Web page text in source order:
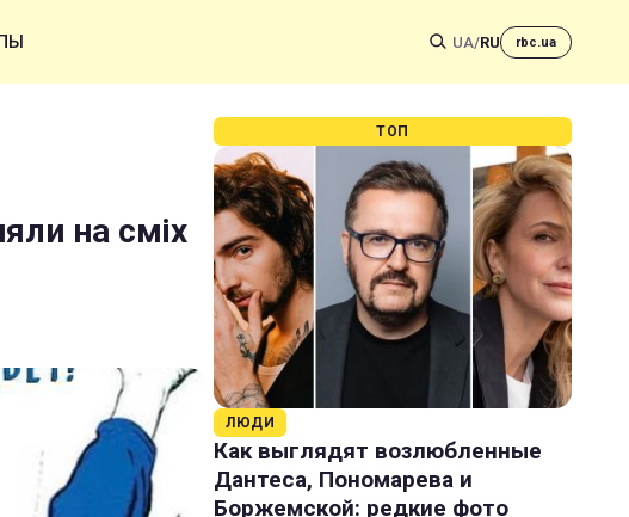
UA/RU rbc.ua
на сміх
ТОП
ЛЮДИ
Как выглядят возлюбленные
Дантеса, Пономарева и
Боржемской: редкие фото